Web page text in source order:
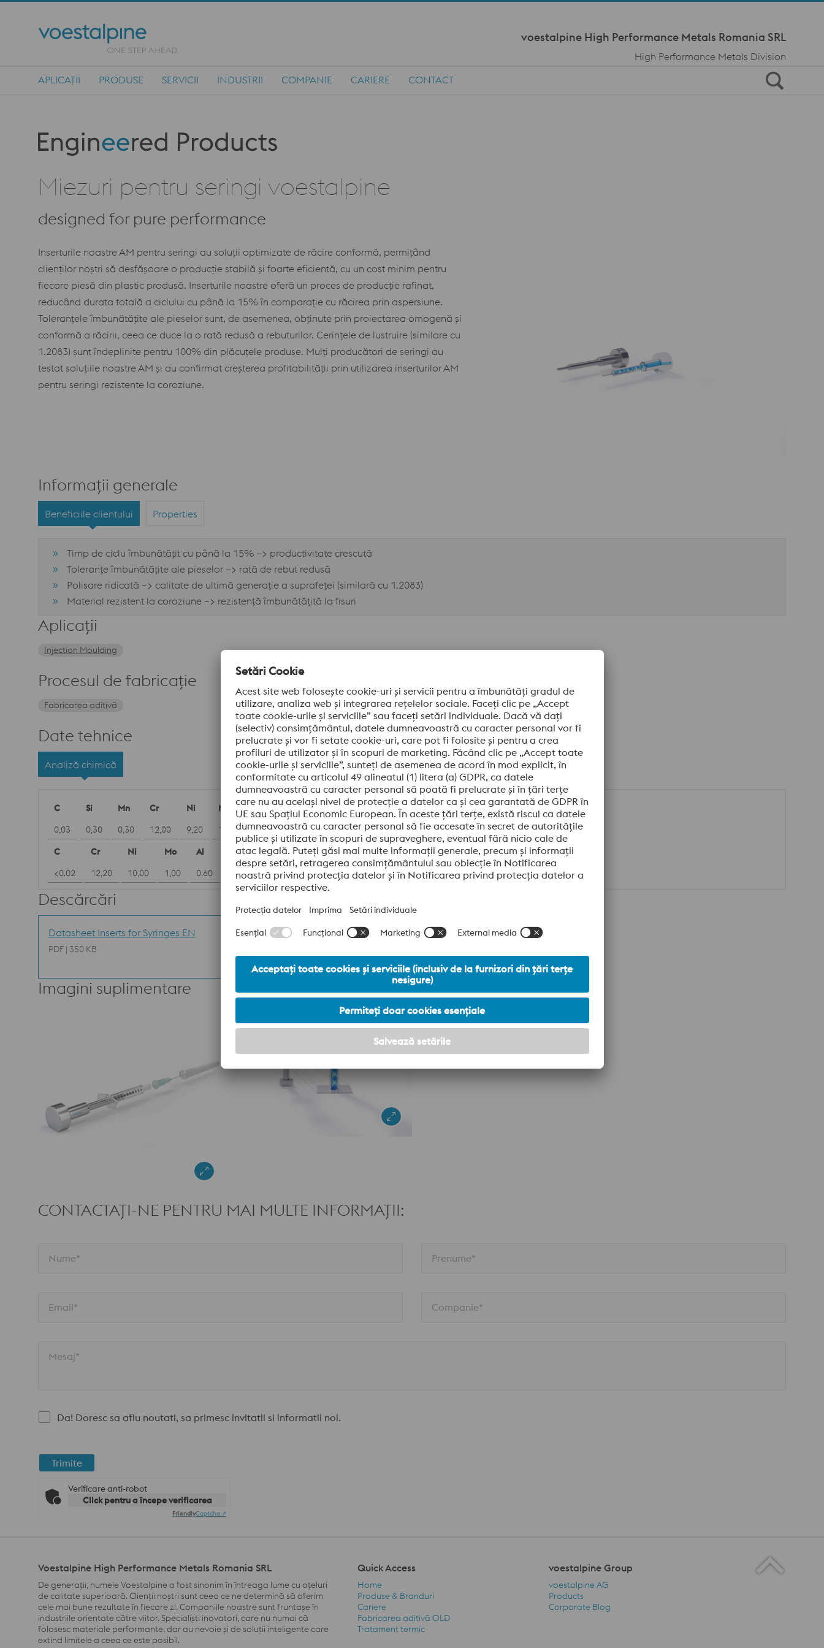
voestalpine High Performance Metals Romania SRL
High Performance Metals Division
Main Navigation
APLICAȚII PRODUSE SERVICII INDUSTRII COMPANIE CARIERE CONTACT
Produktkategorie: Engineered Products
Miezuri pentru seringi voestalpine
designed for pure performance
Inserturile noastre AM pentru seringi au soluții optimizate de răcire conformă, permițând
clienților noștri să desfășoare o producție stabilă și foarte eficientă, cu un cost minim pentru
fiecare piesă din plastic produsă. Inserturile noastre oferă un proces de producție rafinat,
reducând durata totală a ciclului cu până la 15% în comparație cu răcirea prin aspersiune.
Toleranțele îmbunătățite ale pieselor sunt, de asemenea, obținute prin proiectarea omogenă și
conformă a răcirii, ceea ce duce la o rată redusă a rebuturilor. Cerințele de lustruire (similare cu
1.2083) sunt îndeplinite pentru 100% din plăcuțele produse. Mulți producători de seringi au
testat soluțiile noastre AM și au confirmat creșterea profitabilității prin utilizarea inserturilor AM
pentru seringi rezistente la coroziune.
Informații generale
Beneficiile clientului Properties
Timp de ciclu îmbunătățit cu până la 15% –> productivitate crescută
Toleranțe îmbunătățite ale pieselor –> rată de rebut redusă
Polisare ridicată –> calitate de ultimă generație a suprafeței (similară cu 1.2083)
Material rezistent la coroziune –> rezistență îmbunătățită la fisuri
Aplicații
Injection Moulding
Procesul de fabricație
Fabricarea aditivă
Date tehnice
Analiză chimică
C Si Mn Cr Ni Mo
Al
0,03
0,30 0,30 12,00 9,20 1,40
1,60
C
Cr Ni Mo Al
<0.02
12,20 10,00 1,00 0,60 1,00
Descărcări
Datasheet Inserts for Syringes EN
PDF | 350 KB
Imagini suplimentare
CONTACTAȚI-NE PENTRU MAI MULTE INFORMAȚII:
Nume* Prenume*
Email* Companie*
Mesaj*
Da! Doresc sa aflu noutati, sa primesc invitatii si informatii noi.
Trimite
Verificare anti-robot
Click pentru a începe verificarea
FriendlyCaptcha ⇗
Voestalpine High Performance Metals Romania SRL
De generații, numele Voestalpine a fost sinonim în întreaga lume cu oțeluri
de calitate superioară. Clienții noștri sunt ceea ce ne determină să oferim
cele mai bune rezultate în fiecare zi. Companiile noastre sunt fruntașe în
industriile orientate către viitor. Specialiști inovatori, care nu numai că
folosesc materiale performante, dar au nevoie și de soluții inteligente care
extind limitele a ceea ce este posibil.
Quick Access
Quick Access Navigation
Home
Produse & Branduri
Cariere
Fabricarea aditivă OLD
Tratament termic
voestalpine Group
voestalpine Group Navigation
voestalpine AG
Products
Corporate Blog